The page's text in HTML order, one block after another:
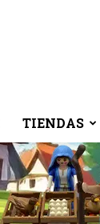
TIENDAS